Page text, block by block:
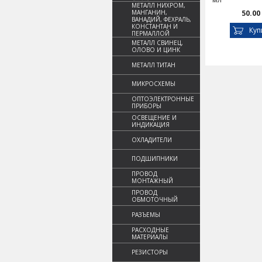
МЕТАЛЛ НИХРОМ,
МАНГАНИН,
ВАНАДИЙ, ФЕХРАЛЬ,
КОНСТАНТАН И
ПЕРМАЛЛОЙ
МЕТАЛЛ СВИНЕЦ,
ОЛОВО И ЦИНК
МЕТАЛЛ ТИТАН
МИКРОСХЕМЫ
ОПТОЭЛЕКТРОННЫЕ
ПРИБОРЫ
ОСВЕЩЕНИЕ И
ИНДИКАЦИЯ
ОХЛАДИТЕЛИ
ПОДШИПНИКИ
ПРОВОД
МОНТАЖНЫЙ
ПРОВОД
ОБМОТОЧНЫЙ
РАЗЪЕМЫ
РАСХОДНЫЕ
МАТЕРИАЛЫ
РЕЗИСТОРЫ
50.00